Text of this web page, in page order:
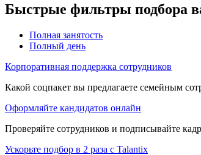
Быстрые фильтры подбора
Полная занятость
Полный день
Корпоративная поддержка сотрудников
Какой соцпакет вы предлагаете семейным
Оформляйте кандидатов онлайн
Проверяйте сотрудников и подписывайте
Ускорьте подбор в 2 раза с Talantix